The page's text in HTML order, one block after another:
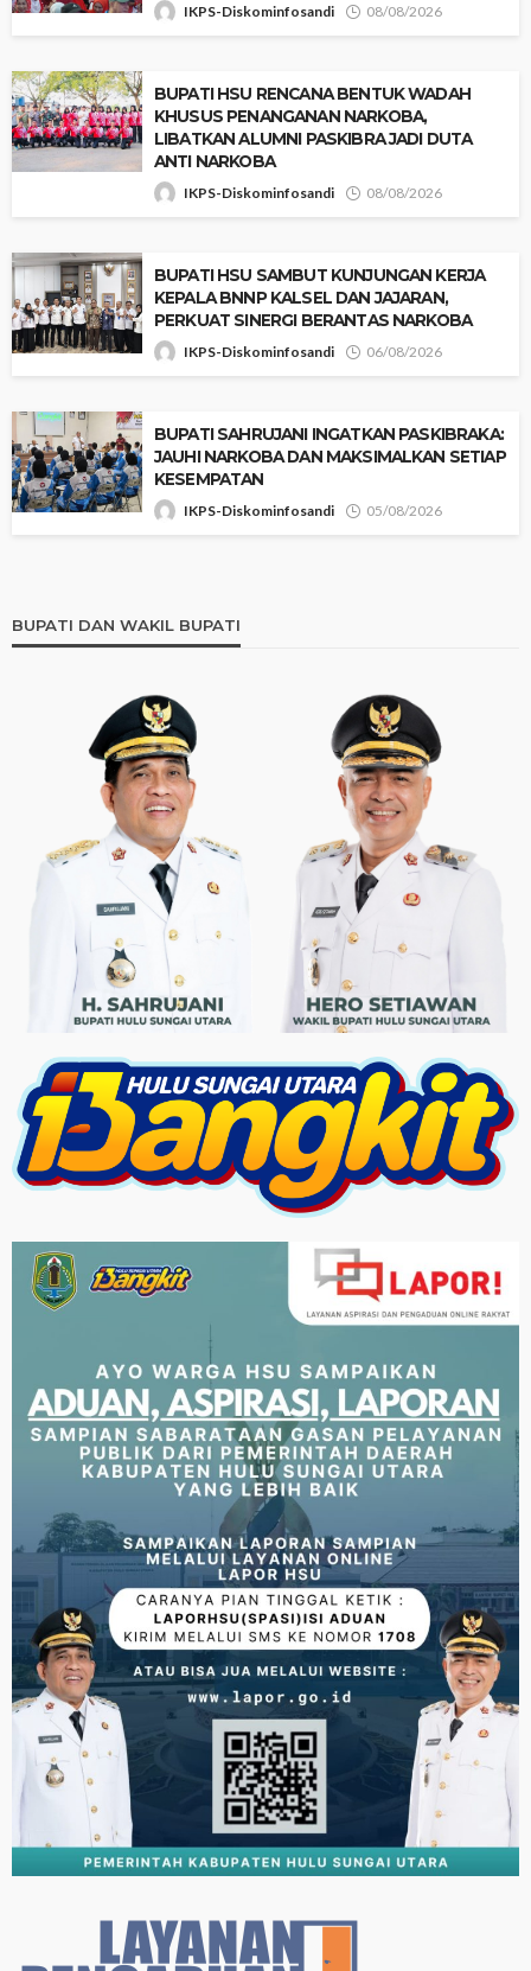
IKPS-Diskominfosandi 08/08/2026
BUPATI HSU RENCANA BENTUK WADAH
KHUSUS PENANGANAN NARKOBA,
LIBATKAN ALUMNI PASKIBRA JADI DUTA
ANTI NARKOBA
IKPS-Diskominfosandi 08/08/2026
‎BUPATI HSU SAMBUT KUNJUNGAN KERJA
KEPALA BNNP KALSEL DAN JAJARAN,
PERKUAT SINERGI BERANTAS NARKOBA
IKPS-Diskominfosandi 06/08/2026
BUPATI SAHRUJANI INGATKAN PASKIBRAKA:
JAUHI NARKOBA DAN MAKSIMALKAN SETIAP
KESEMPATAN
IKPS-Diskominfosandi 05/08/2026
BUPATI DAN WAKIL BUPATI